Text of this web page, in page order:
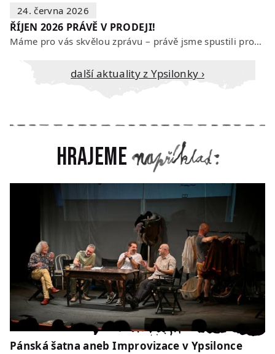
24. června 2026
ŘÍJEN 2026 PRÁVĚ V PRODEJI!
Máme pro vás skvělou zprávu – právě jsme spustili prodej vstupenek na říjen…
Další aktuality z Ypsilonky ›
Hrajeme
Pánská šatna aneb Improvizace v Ypsilonce